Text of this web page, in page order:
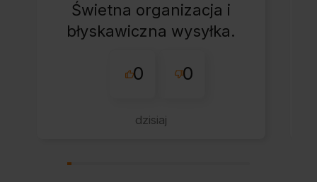
Świetna organizacja i
błyskawiczna wysyłka.
sklepu nie pierwszy
wszystko perfekt.
0 0
dzisiaj